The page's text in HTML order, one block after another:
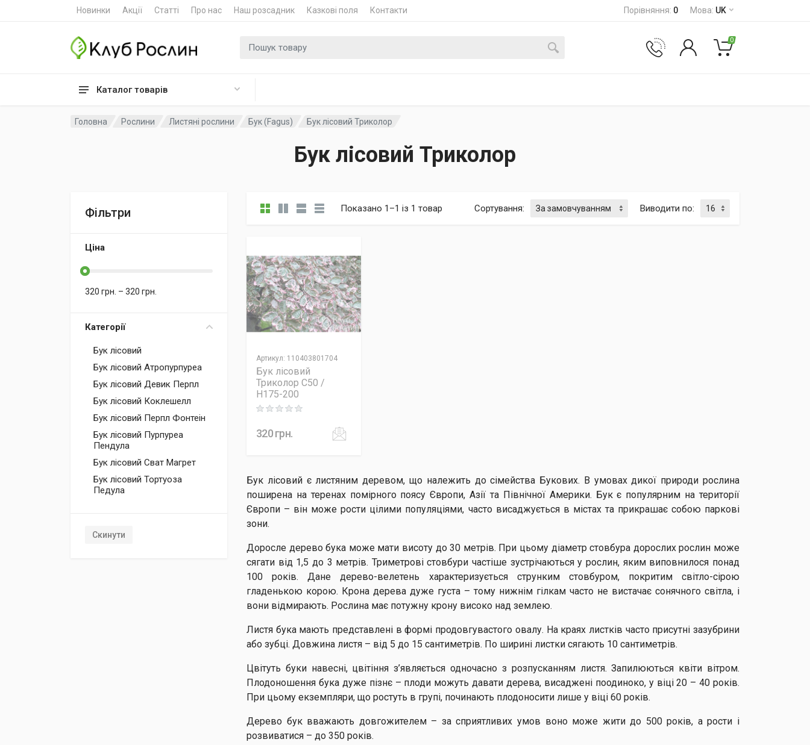
Новинки Акції Статті Про нас Наш розсадник Казкові поля Контакти Порівняння: 0 Мова: UK
Каталог товарів
Пошук для 0
Головна Рослини Листяні рослини Бук (Fagus) Бук лісовий Триколор
Бук лісовий Триколор
Фільтри
Ціна
320 грн. – 320 грн.
Категорії
Бук лісовий
Бук лісовий Атропурпуреа
Бук лісовий Девик Перпл
Бук лісовий Коклешелл
Бук лісовий Перпл Фонтеін
Бук лісовий Пурпуреа
Пендула
Бук лісовий Сват Магрет
Бук лісовий Тортуоза
Педула
Скинути
Показано 1–1 із 1 товар Сортування: Виводити по:
Артикул: 110403801704
Бук лісовий
Триколор C50 /
H175-200
Rating: 0 out of 5
320грн.
Бук лісовий є листяним деревом, що належить до сімейства Букових. В умовах дикої природи рослина
поширена на теренах помірного поясу Європи, Азії та Північної Америки. Бук є популярним на території
Європи – він може рости цілими популяціями, часто висаджується в містах та прикрашає собою паркові
зони.
Доросле дерево бука може мати висоту до 30 метрів. При цьому діаметр стовбура дорослих рослин може
сягати від 1,5 до 3 метрів. Триметрові стовбури частіше зустрічаються у рослин, яким виповнилося понад
100 років. Дане дерево-велетень характеризується струнким стовбуром, покритим світло-сірою
гладенькою корою. Крона дерева дуже густа – тому нижнім гілкам часто не вистачає сонячного світла, і
вони відмирають. Рослина має потужну крону високо над землею.
Листя бука мають представлені в формі продовгувастого овалу. На краях листків часто присутні зазубрини
або зубці. Довжина листя – від 5 до 15 сантиметрів. По ширині листки сягають 10 сантиметрів.
Цвітуть буки навесні, цвітіння з’являється одночасно з розпусканням листя. Запилюються квіти вітром.
Плодоношення бука дуже пізнє – плоди можуть давати дерева, висаджені поодиноко, у віці 20 – 40 років.
При цьому екземпляри, що ростуть в групі, починають плодоносити лише у віці 60 років.
Дерево бук вважають довгожителем – за сприятливих умов воно може жити до 500 років, а рости і
розвиватися – до 350 років.